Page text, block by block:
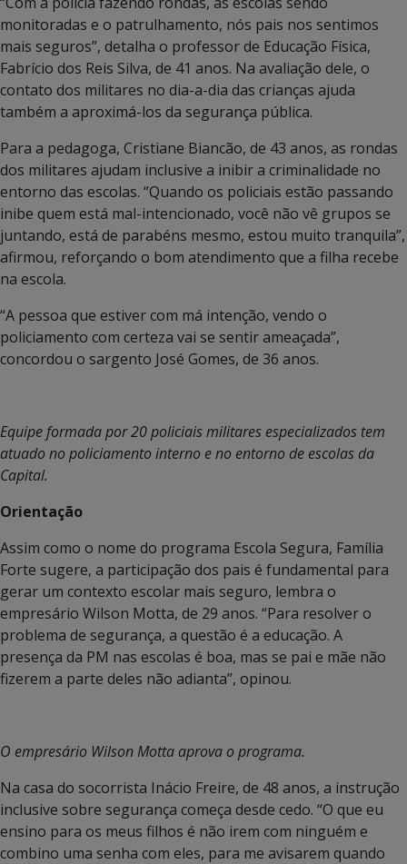
monitoradas e o patrulhamento, nós pais nos sentimos
mais seguros”, detalha o professor de Educação Física,
Fabrício dos Reis Silva, de 41 anos. Na avaliação dele, o
contato dos militares no dia-a-dia das crianças ajuda
também a aproximá-los da segurança pública.
Para a pedagoga, Cristiane Biancão, de 43 anos, as rondas
dos militares ajudam inclusive a inibir a criminalidade no
entorno das escolas. “Quando os policiais estão passando
inibe quem está mal-intencionado, você não vê grupos se
juntando, está de parabéns mesmo, estou muito tranquila”,
afirmou, reforçando o bom atendimento que a filha recebe
na escola.
“A pessoa que estiver com má intenção, vendo o
policiamento com certeza vai se sentir ameaçada”,
concordou o sargento José Gomes, de 36 anos.
Equipe formada por 20 policiais militares especializados tem
atuado no policiamento interno e no entorno de escolas da
Capital.
Orientação
Assim como o nome do programa Escola Segura, Família
Forte sugere, a participação dos pais é fundamental para
gerar um contexto escolar mais seguro, lembra o
empresário Wilson Motta, de 29 anos. “Para resolver o
problema de segurança, a questão é a educação. A
presença da PM nas escolas é boa, mas se pai e mãe não
fizerem a parte deles não adianta”, opinou.
O empresário Wilson Motta aprova o programa.
Na casa do socorrista Inácio Freire, de 48 anos, a instrução
inclusive sobre segurança começa desde cedo. “O que eu
ensino para os meus filhos é não irem com ninguém e
combino uma senha com eles, para me avisarem quando